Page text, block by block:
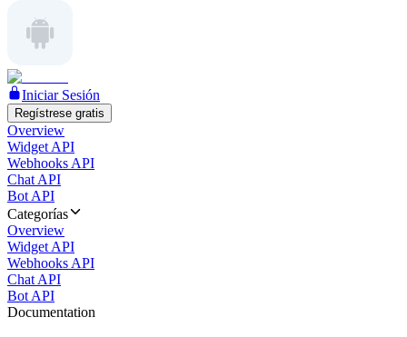
Iniciar Sesión
Regístrese gratis
Overview
Widget API
Webhooks API
Chat API
Bot API
Categorías
Overview
Widget API
Webhooks API
Chat API
Bot API
Documentation